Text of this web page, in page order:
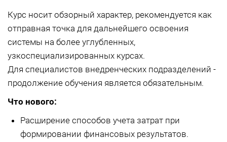
Курс носит обзорный характер, рекомендуется как
отправная точка для дальнейшего освоения
системы на более углубленных,
узкоспециализированных курсах.
Для специалистов внедренческих подразделений -
продолжение обучения является обязательным.
Что нового:
Расширение способов учета затрат при
формировании финансовых результатов.